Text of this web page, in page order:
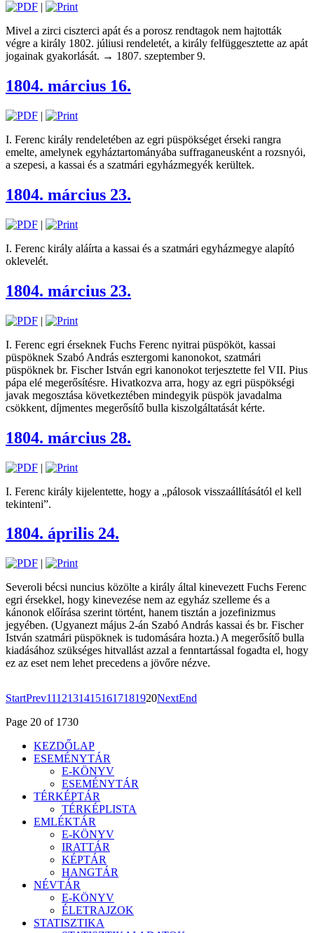
|
Mivel a zirci ciszterci apát és a porosz rendtagok nem hajtották
végre a király 1802. júliusi rendeletét, a király felfüggesztette az apát
jogainak gyakorlását. → 1807. szeptember 9.
1804. március 16.
|
I. Ferenc király rendeletében az egri püspökséget érseki rangra
emelte, amelynek egyháztartományába suffraganeusként a rozsnyói,
a szepesi, a kassai és a szatmári egyházmegyék kerültek.
1804. március 23.
|
I. Ferenc király aláírta a kassai és a szatmári egyházmegye alapító
oklevelét.
1804. március 23.
|
I. Ferenc egri érseknek Fuchs Ferenc nyitrai püspököt, kassai
püspöknek Szabó András esztergomi kanonokot, szatmári
püspöknek br. Fischer István egri kanonokot terjesztette fel VII. Pius
pápa elé megerősítésre. Hivatkozva arra, hogy az egri püspökségi
javak megosztása következtében mindegyik püspök javadalma
csökkent, díjmentes megerősítő bulla kiszolgáltatását kérte.
1804. március 28.
|
I. Ferenc király kijelentette, hogy a „pálosok visszaállításától el kell
tekinteni”.
1804. április 24.
|
Severoli bécsi nuncius közölte a király által kinevezett Fuchs Ferenc
egri érsekkel, hogy kinevezése nem az egyház szelleme és a
kánonok előírása szerint történt, hanem tisztán a jozefinizmus
jegyében. (Ugyanezt május 2-án Szabó András kassai és br. Fischer
István szatmári püspöknek is tudomására hozta.) A megerősítő bulla
kiadásához szükséges hitvallást azzal a fenntartással fogadta el, hogy
ez az eset nem lehet precedens a jövőre nézve.
StartPrev11121314151617181920NextEnd
Page 20 of 1730
KEZDŐLAP
ESEMÉNYTÁR
E-KÖNYV
ESEMÉNYTÁR
TÉRKÉPTÁR
TÉRKÉPLISTA
EMLÉKTÁR
E-KÖNYV
IRATTÁR
KÉPTÁR
HANGTÁR
NÉVTÁR
E-KÖNYV
ÉLETRAJZOK
STATISZTIKA